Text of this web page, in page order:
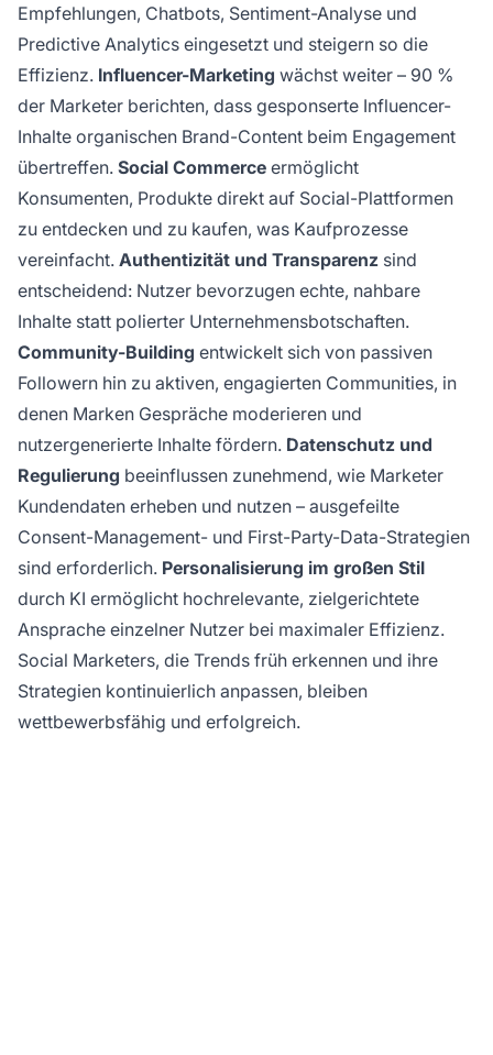
Empfehlungen, Chatbots, Sentiment-Analyse und
Predictive Analytics eingesetzt und steigern so die
Effizienz. Influencer-Marketing wächst weiter – 90 %
der Marketer berichten, dass gesponserte Influencer-
Inhalte organischen Brand-Content beim Engagement
übertreffen. Social Commerce ermöglicht
Konsumenten, Produkte direkt auf Social-Plattformen
zu entdecken und zu kaufen, was Kaufprozesse
vereinfacht. Authentizität und Transparenz sind
entscheidend: Nutzer bevorzugen echte, nahbare
Inhalte statt polierter Unternehmensbotschaften.
Community-Building entwickelt sich von passiven
Followern hin zu aktiven, engagierten Communities, in
denen Marken Gespräche moderieren und
nutzergenerierte Inhalte fördern. Datenschutz und
Regulierung beeinflussen zunehmend, wie Marketer
Kundendaten erheben und nutzen – ausgefeilte
Consent-Management- und First-Party-Data-Strategien
sind erforderlich. Personalisierung im großen Stil
durch KI ermöglicht hochrelevante, zielgerichtete
Ansprache einzelner Nutzer bei maximaler Effizienz.
Social Marketers, die Trends früh erkennen und ihre
Strategien kontinuierlich anpassen, bleiben
wettbewerbsfähig und erfolgreich.